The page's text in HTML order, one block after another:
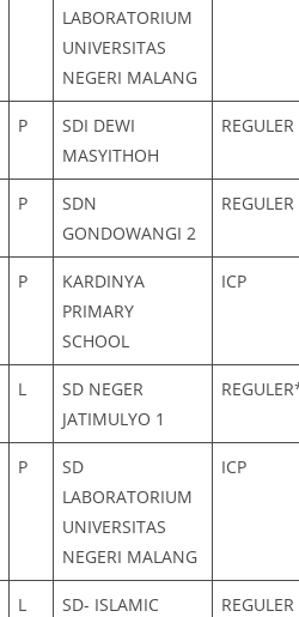
LABORATORIUM
UNIVERSITAS
NEGERI MALANG
P
SDI DEWI
MASYITHOH
REGULER
P
SDN
GONDOWANGI 2
REGULER
P
KARDINYA
PRIMARY
SCHOOL
ICP
L
SD NEGER
JATIMULYO 1
P
SD
LABORATORIUM
UNIVERSITAS
NEGERI MALANG
ICP
L
SD- ISLAMIC
REGULER